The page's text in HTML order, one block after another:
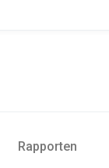
Rapporten